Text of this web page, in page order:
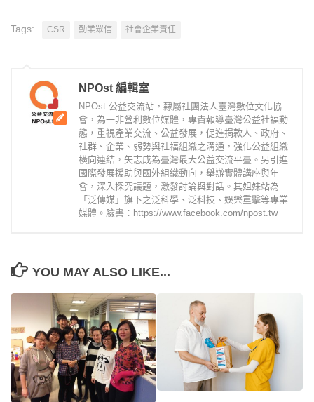
Tags: CSR 勤業眾信 社會企業責任
NPOst 編輯室
NPOst 公益交流站，隸屬社團法人臺灣數位文化協
會，為一非營利數位媒體，專責報導臺灣公益社福動
態，重視產業交流、公益發展，促進捐款人、政府、
社群、企業、弱勢與社福組織之溝通，強化公益組織
橫向連結，矢志成為臺灣最大公益交流平臺。另引進
國際發展援助與國外組織動向，舉辦實體講座與年
會，深入探究議題，激發討論與對話。其姐妹站為
「泛傳媒」旗下之泛科學、泛科技、娛樂重擊等專業
媒體。臉書：https://www.facebook.com/npost.tw
YOU MAY ALSO LIKE...